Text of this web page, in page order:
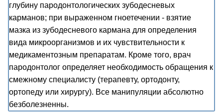
глубину пародонтологических зубодесневых
карманов; при выраженном гноетечении - взятие
мазка из зубодесневого кармана для определения
вида микроорганизмов и их чувствительности к
медикаментозным препаратам. Кроме того, врач
пародонтолог определяет необходимость обращения к
смежному специалисту (терапевту, ортодонту,
ортопеду или хирургу). Все манипуляции абсолютно
безболезненны.